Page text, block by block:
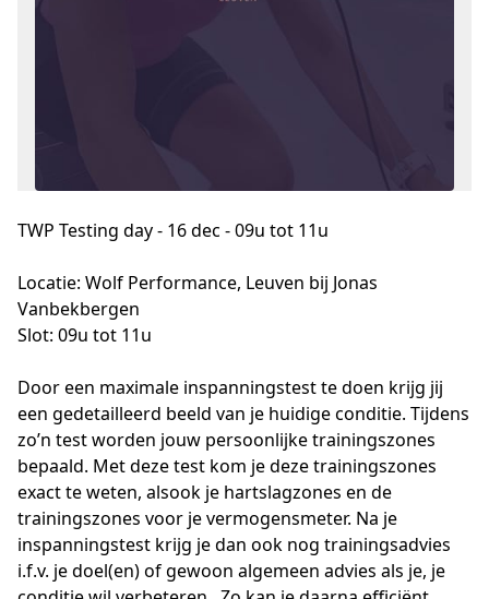
TWP Testing day - 16 dec - 09u tot 11u
Locatie: Wolf Performance, Leuven bij Jonas
Vanbekbergen
Slot: 09u tot 11u
Door een maximale inspanningstest te doen krijg jij
een gedetailleerd beeld van je huidige conditie. Tijdens
zo’n test worden jouw persoonlijke trainingszones
bepaald. Met deze test kom je deze trainingszones
exact te weten, alsook je hartslagzones en de
trainingszones voor je vermogensmeter. Na je
inspanningstest krijg je dan ook nog trainingsadvies
i.f.v. je doel(en) of gewoon algemeen advies als je, je